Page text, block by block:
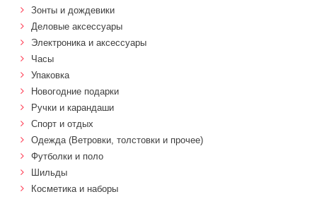
Зонты и дождевики
Деловые аксессуары
Электроника и аксессуары
Часы
Упаковка
Новогодние подарки
Ручки и карандаши
Спорт и отдых
Одежда (Ветровки, толстовки и прочее)
Футболки и поло
Шильды
Косметика и наборы